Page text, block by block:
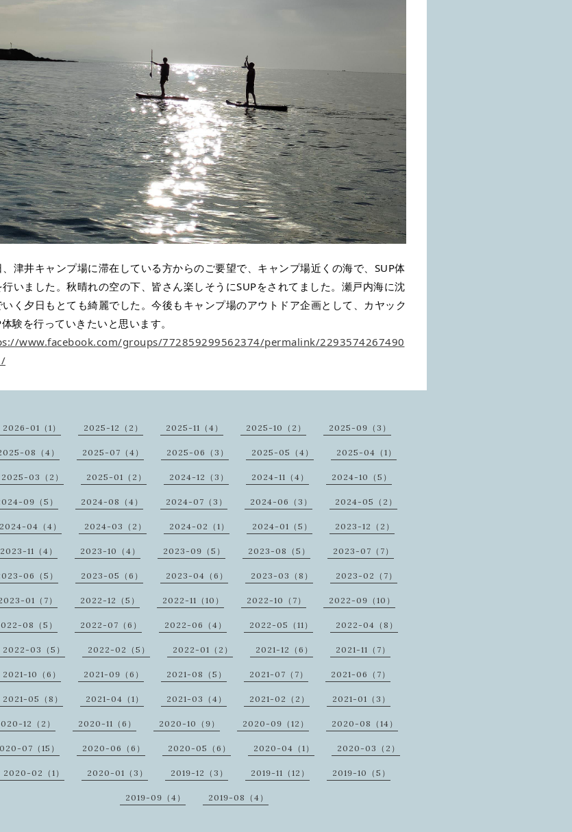
、津井キャンプ場に滞在している方からのご要望で、キャンプ場近くの海で、SUP体
行いました。秋晴れの空の下、皆さん楽しそうにSUPをされてました。瀬戸内海に沈
いく夕日もとても綺麗でした。今後もキャンプ場のアウトドア企画として、カヤック
験を行っていきたいと思います。
www.facebook.com/groups/772859299562374/permalink/2293574267490
2026-01（1） 2025-12（2） 2025-11（4） 2025-10（2） 2025-09（3）
08（4） 2025-07（4） 2025-06（3） 2025-05（4） 2025-04（1）
2025-03（2） 2025-01（2） 2024-12（3） 2024-11（4） 2024-10（5）
09（5） 2024-08（4） 2024-07（3） 2024-06（3） 2024-05（2）
2024-04（4） 2024-03（2） 2024-02（1） 2024-01（5） 2023-12（2）
2023-11（4） 2023-10（4） 2023-09（5） 2023-08（5） 2023-07（7）
06（5） 2023-05（6） 2023-04（6） 2023-03（8） 2023-02（7）
01（7） 2022-12（5） 2022-11（10） 2022-10（7） 2022-09（10）
08（5） 2022-07（6） 2022-06（4） 2022-05（11） 2022-04（8）
2022-03（5） 2022-02（5） 2022-01（2） 2021-12（6） 2021-11（7）
2021-10（6） 2021-09（6） 2021-08（5） 2021-07（7） 2021-06（7）
2021-05（8） 2021-04（1） 2021-03（4） 2021-02（2） 2021-01（3）
12（2） 2020-11（6） 2020-10（9） 2020-09（12） 2020-08（14）
07（15） 2020-06（6） 2020-05（6） 2020-04（1） 2020-03（2）
2020-02（1） 2020-01（3） 2019-12（3） 2019-11（12） 2019-10（5）
2019-09（4） 2019-08（4）